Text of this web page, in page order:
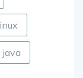
java